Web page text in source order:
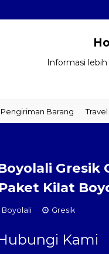
Informasi lebih
Barang Travel
Gresik
Kilat
Boyolali Gresik
Kami